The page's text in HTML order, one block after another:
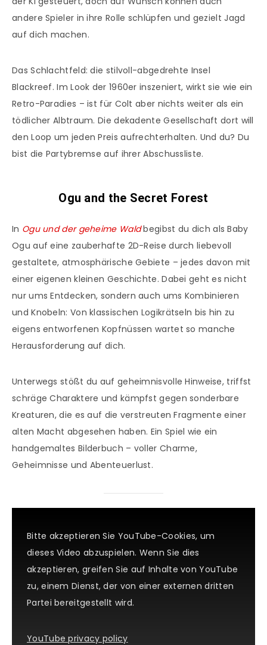
andere Spieler in ihre Rolle schlüpfen und gezielt Jagd
auf dich machen.
Das Schlachtfeld: die stilvoll-abgedrehte Insel
Blackreef. Im Look der 1960er inszeniert, wirkt sie wie ein
Retro-Paradies – ist für Colt aber nichts weiter als ein
tödlicher Albtraum. Die dekadente Gesellschaft dort will
den Loop um jeden Preis aufrechterhalten. Und du? Du
bist die Partybremse auf ihrer Abschussliste.
Ogu and the Secret Forest
In Ogu und der geheime Waldbegibst du dich als Baby
Ogu auf eine zauberhafte 2D-Reise durch liebevoll
gestaltete, atmosphärische Gebiete – jedes davon mit
einer eigenen kleinen Geschichte. Dabei geht es nicht
nur ums Entdecken, sondern auch ums Kombinieren
und Knobeln: Von klassischen Logikrätseln bis hin zu
eigens entworfenen Kopfnüssen wartet so manche
Herausforderung auf dich.
Unterwegs stößt du auf geheimnisvolle Hinweise, triffst
schräge Charaktere und kämpfst gegen sonderbare
Kreaturen, die es auf die verstreuten Fragmente einer
alten Macht abgesehen haben. Ein Spiel wie ein
handgemaltes Bilderbuch – voller Charme,
Geheimnisse und Abenteuerlust.
Bitte akzeptieren Sie YouTube-Cookies, um
dieses Video abzuspielen. Wenn Sie dies
akzeptieren, greifen Sie auf Inhalte von YouTube
zu, einem Dienst, der von einer externen dritten
Partei bereitgestellt wird.
YouTube privacy policy